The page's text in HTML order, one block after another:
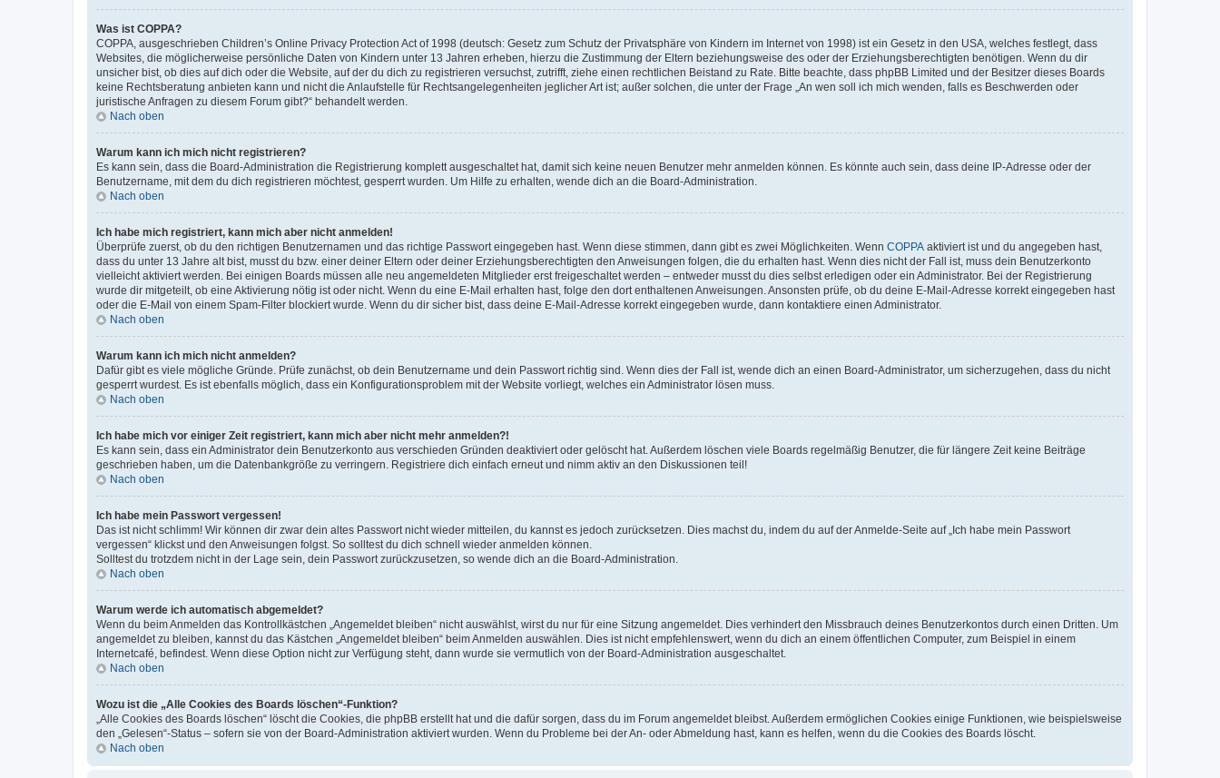
Was ist COPPA?
COPPA, ausgeschrieben Children’s Online Privacy Protection Act of 1998 (deutsch: Gesetz zum Schutz der Privatsphäre von Kindern im Internet von 1998) ist ein Gesetz in den USA, welches festlegt, dass
Websites, die möglicherweise persönliche Daten von Kindern unter 13 Jahren erheben, hierzu die Zustimmung der Eltern beziehungsweise des oder der Erziehungsberechtigten benötigen. Wenn du dir
unsicher bist, ob dies auf dich oder die Website, auf der du dich zu registrieren versuchst, zutrifft, ziehe einen rechtlichen Beistand zu Rate. Bitte beachte, dass phpBB Limited und der Besitzer dieses Boards
keine Rechtsberatung anbieten kann und nicht die Anlaufstelle für Rechtsangelegenheiten jeglicher Art ist; außer solchen, die unter der Frage „An wen soll ich mich wenden, falls es Beschwerden oder
juristische Anfragen zu diesem Forum gibt?“ behandelt werden.
Nach oben
Warum kann ich mich nicht registrieren?
Es kann sein, dass die Board-Administration die Registrierung komplett ausgeschaltet hat, damit sich keine neuen Benutzer mehr anmelden können. Es könnte auch sein, dass deine IP-Adresse oder der
Benutzername, mit dem du dich registrieren möchtest, gesperrt wurden. Um Hilfe zu erhalten, wende dich an die Board-Administration.
Nach oben
Ich habe mich registriert, kann mich aber nicht anmelden!
Überprüfe zuerst, ob du den richtigen Benutzernamen und das richtige Passwort eingegeben hast. Wenn diese stimmen, dann gibt es zwei Möglichkeiten. Wenn COPPA aktiviert ist und du angegeben hast,
dass du unter 13 Jahre alt bist, musst du bzw. einer deiner Eltern oder deiner Erziehungsberechtigten den Anweisungen folgen, die du erhalten hast. Wenn dies nicht der Fall ist, muss dein Benutzerkonto
vielleicht aktiviert werden. Bei einigen Boards müssen alle neu angemeldeten Mitglieder erst freigeschaltet werden – entweder musst du dies selbst erledigen oder ein Administrator. Bei der Registrierung
wurde dir mitgeteilt, ob eine Aktivierung nötig ist oder nicht. Wenn du eine E-Mail erhalten hast, folge den dort enthaltenen Anweisungen. Ansonsten prüfe, ob du deine E-Mail-Adresse korrekt eingegeben hast
oder die E-Mail von einem Spam-Filter blockiert wurde. Wenn du dir sicher bist, dass deine E-Mail-Adresse korrekt eingegeben wurde, dann kontaktiere einen Administrator.
Nach oben
Warum kann ich mich nicht anmelden?
Dafür gibt es viele mögliche Gründe. Prüfe zunächst, ob dein Benutzername und dein Passwort richtig sind. Wenn dies der Fall ist, wende dich an einen Board-Administrator, um sicherzugehen, dass du nicht
gesperrt wurdest. Es ist ebenfalls möglich, dass ein Konfigurationsproblem mit der Website vorliegt, welches ein Administrator lösen muss.
Nach oben
Ich habe mich vor einiger Zeit registriert, kann mich aber nicht mehr anmelden?!
Es kann sein, dass ein Administrator dein Benutzerkonto aus verschieden Gründen deaktiviert oder gelöscht hat. Außerdem löschen viele Boards regelmäßig Benutzer, die für längere Zeit keine Beiträge
geschrieben haben, um die Datenbankgröße zu verringern. Registriere dich einfach erneut und nimm aktiv an den Diskussionen teil!
Nach oben
Ich habe mein Passwort vergessen!
Das ist nicht schlimm! Wir können dir zwar dein altes Passwort nicht wieder mitteilen, du kannst es jedoch zurücksetzen. Dies machst du, indem du auf der Anmelde-Seite auf „Ich habe mein Passwort
vergessen“ klickst und den Anweisungen folgst. So solltest du dich schnell wieder anmelden können.
Solltest du trotzdem nicht in der Lage sein, dein Passwort zurückzusetzen, so wende dich an die Board-Administration.
Nach oben
Warum werde ich automatisch abgemeldet?
Wenn du beim Anmelden das Kontrollkästchen „Angemeldet bleiben“ nicht auswählst, wirst du nur für eine Sitzung angemeldet. Dies verhindert den Missbrauch deines Benutzerkontos durch einen Dritten. Um
angemeldet zu bleiben, kannst du das Kästchen „Angemeldet bleiben“ beim Anmelden auswählen. Dies ist nicht empfehlenswert, wenn du dich an einem öffentlichen Computer, zum Beispiel in einem
Internetcafé, befindest. Wenn diese Option nicht zur Verfügung steht, dann wurde sie vermutlich von der Board-Administration ausgeschaltet.
Nach oben
Wozu ist die „Alle Cookies des Boards löschen“-Funktion?
„Alle Cookies des Boards löschen“ löscht die Cookies, die phpBB erstellt hat und die dafür sorgen, dass du im Forum angemeldet bleibst. Außerdem ermöglichen Cookies einige Funktionen, wie beispielsweise
den „Gelesen“-Status – sofern sie von der Board-Administration aktiviert wurden. Wenn du Probleme bei der An- oder Abmeldung hast, kann es helfen, wenn du die Cookies des Boards löscht.
Nach oben